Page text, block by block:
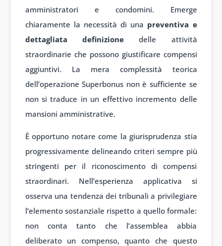
amministratori e condomini. Emerge
chiaramente la necessità di una preventiva e
dettagliata definizionedelle attività
straordinarie che possono giustificare compensi
aggiuntivi. La mera complessità teorica
dell’operazione Superbonus non è sufficiente se
non si traduce in un effettivo incremento delle
mansioni amministrative.
È opportuno notare come la giurisprudenza stia
progressivamente delineando criteri sempre più
stringenti per il riconoscimento di compensi
straordinari. Nell’esperienza applicativa si
osserva una tendenza dei tribunali a privilegiare
l’elemento sostanziale rispetto a quello formale:
non conta tanto che l’assemblea abbia
deliberato un compenso, quanto che questo